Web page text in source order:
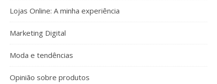
Lojas Online: A minha experiência
Marketing Digital
Moda e tendências
Opinião sobre produtos